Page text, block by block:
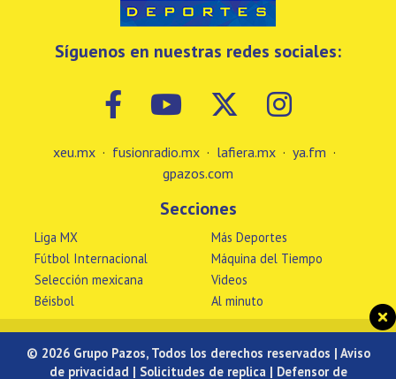
Síguenos en nuestras redes sociales:
xeu.mx · fusionradio.mx · lafiera.mx · ya.fm ·
gpazos.com
Secciones
Liga MX
Fútbol Internacional
Selección mexicana
Béisbol
Más Deportes
Máquina del Tiempo
Videos
Al minuto
© 2026 Grupo Pazos, Todos los derechos reservados | Aviso
de privacidad | Solicitudes de replica | Defensor de